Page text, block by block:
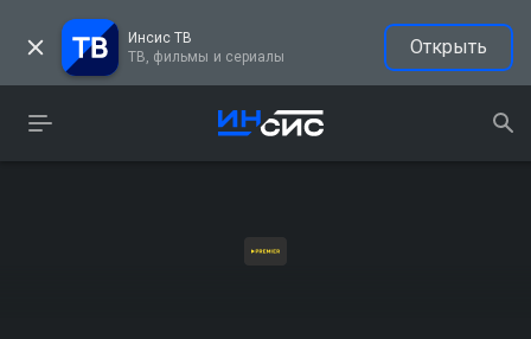
Инсис ТВ
ТВ, фильмы и сериалы
Открыть